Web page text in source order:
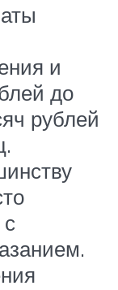
и
до
рублей